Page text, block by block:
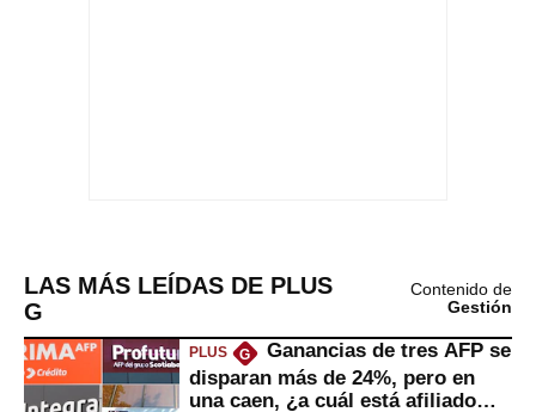
LAS MÁS LEÍDAS DE PLUS
G
Contenido de
Gestión
PLUS G
Ganancias de tres AFP se
disparan más de 24%, pero en
una caen, ¿a cuál está afiliado